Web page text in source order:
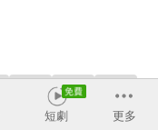
郭惟格
短劇 更多